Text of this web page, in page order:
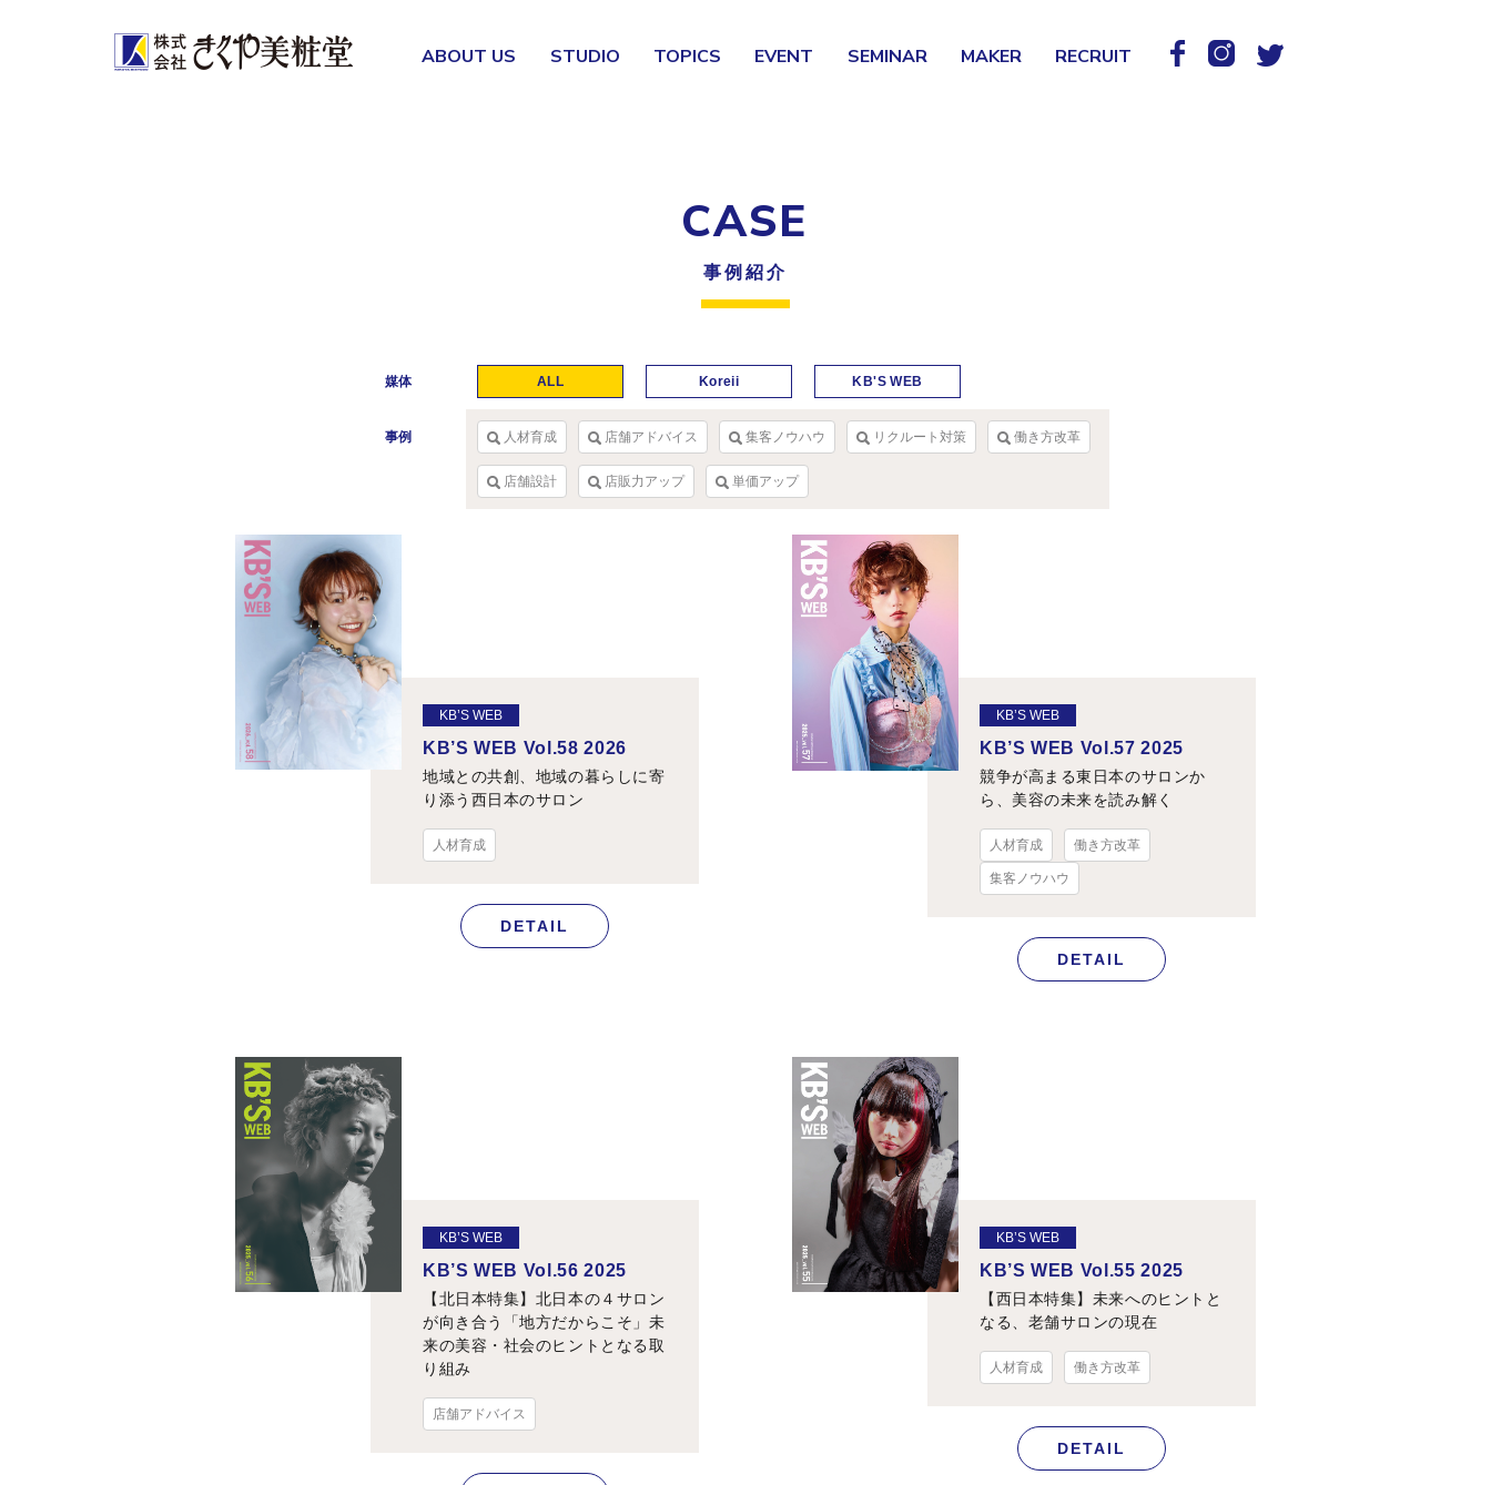
ABOUT US STUDIO TOPICS EVENT SEMINAR MAKER RECRUIT
CASE
事例紹介
媒体 ALL Koreii KB'S WEB
事例 人材育成 店舗アドバイス 集客ノウハウ リクルート対策 働き方改革
店舗設計 店販力アップ 単価アップ
KB’S WEB
KB’S WEB Vol.58 2026
地域との共創、地域の暮らしに寄
り添う西日本のサロン
人材育成
DETAIL
KB’S WEB
KB’S WEB Vol.57 2025
競争が高まる東日本のサロンか
ら、美容の未来を読み解く
人材育成 働き方改革
集客ノウハウ
DETAIL
KB’S WEB
KB’S WEB Vol.56 2025
【北日本特集】北日本の４サロン
が向き合う「地方だからこそ」未
来の美容・社会のヒントとなる取
り組み
店舗アドバイス
KB’S WEB
KB’S WEB Vol.55 2025
【西日本特集】未来へのヒントと
なる、老舗サロンの現在
人材育成 働き方改革
DETAIL